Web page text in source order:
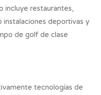
incluye restaurantes,
instalaciones deportivas y
de golf de clase
tecnologías de